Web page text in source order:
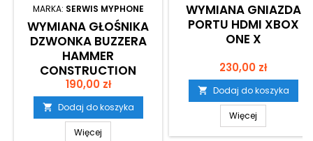
MARKA: SERWIS MYPHONE
WYMIANA GŁOŚNIKA
DZWONKA BUZZERA
HAMMER
CONSTRUCTION
Cena
190,00 zł
 Dodaj do koszyka
Więcej
WYMIANA GNIAZDA
PORTU HDMI XBOX
ONE X
Cena
230,00 zł
 Dodaj do koszyka
Więcej